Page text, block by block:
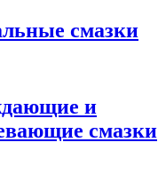
смазки
и
смазки